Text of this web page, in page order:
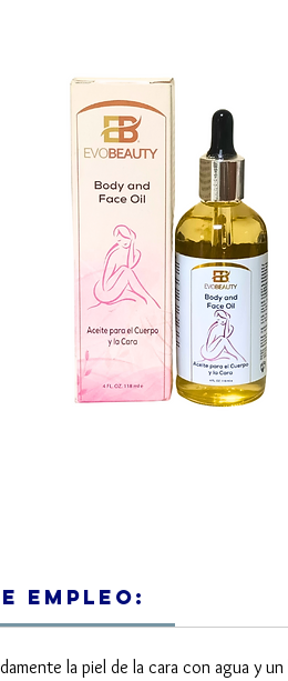
Empleo:
la piel de la cara con agua y